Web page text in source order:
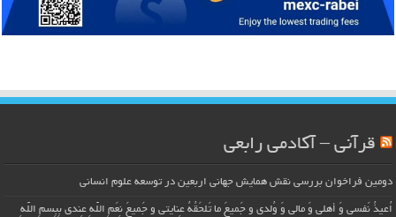
قرآنی – آکادمی رابعی
دومین فراخوان بررسی نقش همایش جهانی اربعین در توسعه علوم انسانی
اُعیذُ نَفسی وَ أهلی وَ مالی وَ وُلدی و جَمیعَ ما تَلحَقُهُ عِنایتی و جَمیعَ نِعَمِ اللّهِ عِندی بِبِسمِ اللّهِ